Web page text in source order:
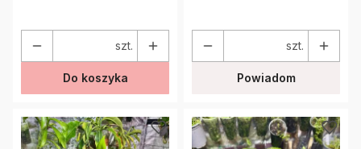
szt.
Do koszyka
szt.
Powiadom